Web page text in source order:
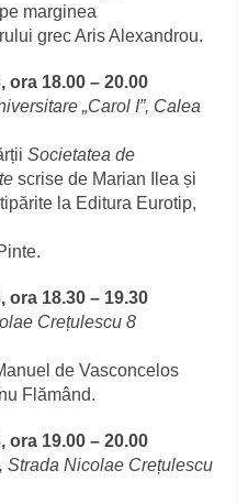
marginea
grec Aris Alexandrou.
ora 18.00 – 20.00
„Carol I”, Calea
Societatea de
scrise de Marian Ilea și
la Editura Eurotip,
ora 18.30 – 19.30
Crețulescu 8
de Vasconcelos
Flămând.
ora 19.00 – 20.00
Strada Nicolae Crețulescu